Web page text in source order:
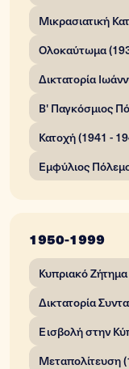
Μικρασιατική
Ολοκαύτωμα
Δικτατορία
Β' Παγκόσμιος
Κατοχή (1941 -
Εμφύλιος
1950-1999
Κυπριακό
Δικτατορία
Εισβολή στην
Μεταπολίτευση